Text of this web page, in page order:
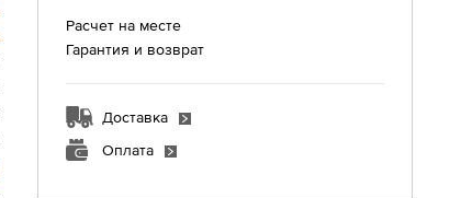
Расчет на месте
Гарантия и возврат
Доставка
Оплата